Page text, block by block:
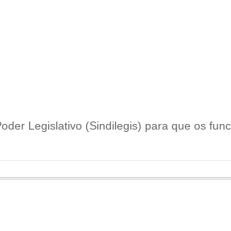
Legislativo (Sindilegis) para que os